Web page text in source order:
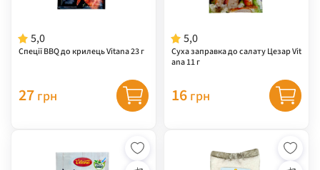
5,0
Спеції ВВQ до крилець Vitana 23 г
27 грн
5,0
Суха заправка до салату Цезар Vit
ana 11 г
16 грн